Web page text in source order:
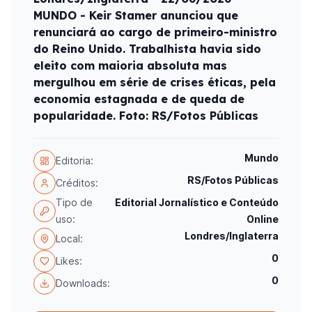
MUNDO - Keir Stamer anunciou que
renunciará ao cargo de primeiro-ministro
do Reino Unido. Trabalhista havia sido
eleito com maioria absoluta mas
mergulhou em série de crises éticas, pela
economia estagnada e de queda de
popularidade. Foto: RS/Fotos Públicas
Editoria: Mundo
Créditos:
RS/Fotos Públicas
Tipo de
uso:
Editorial Jornalístico e Conteúdo
Online
Local:
Londres/Inglaterra
Likes: 0
Downloads: 0